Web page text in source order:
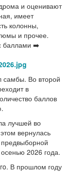
и оценивают
имеет
колонны,
и прочее.
баллами ➡️
самбы. Во второй
в
баллов
лучшей во
вернулась
предвыборной
2026 года.
В прошлом году